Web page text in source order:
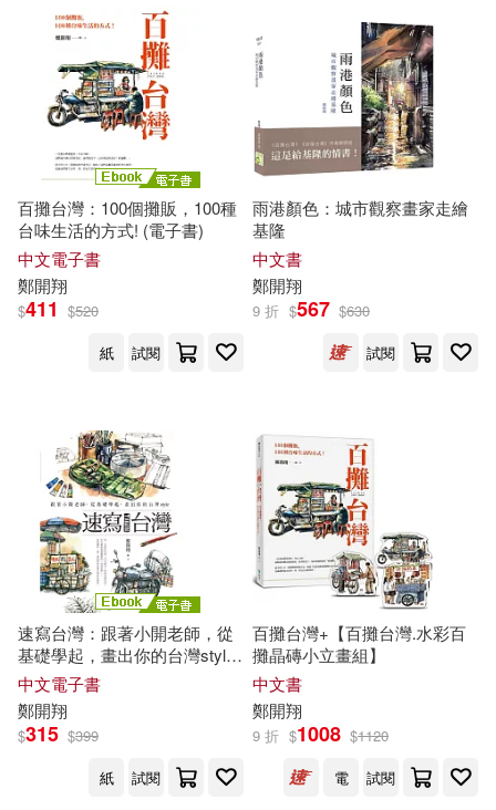
鄭一鳴（主編）(2)
鄭介勛（Ivan Cheng）(2)
鄭光男(2) 鄭子安(2)
鄭家皓(2) 鄭建斌(2)
鄭樂雋(2) 鄭育龍(2)
鄭載浩(2)
鄭開傳(2) 鄭開蘋(2)
鄭雅勻(2) 鄭雲英(2)
鄭雲鵬(2) 陳華清(2)
麥可・艾爾珀特(2) 黃瑞珍(2)
黃艾萱(2)
FREOZ JAMEEL，SUSAN HERS
HENSON，MANSOOR A.KHAN，
張老師文化(3) 悅知文化(3)
春山出版(3)
浙江少年兒童出版社(3)
石油工業出版社(3)
經濟科學出版社(3)
中國社會科學出版社(2)
中國醫藥科技出版社(2)
中國電力出版社(2)
八旗文化(2)
北京大學出版社(2)
本週上市新品(1)
(可複選)
適合手機平板閱讀(26)
適合平板閱讀(8)
現在可購買商品(112)
作者/演唱/譯/編/繪(65)
價格
範圍
百攤台灣：100個攤販，100種
台味生活的方式! (電子書)
中文電子書
鄭開翔
$411 $520
紙
試閱
雨港顏色：城市觀察畫家走繪
基隆
中文書
鄭開翔
9 折 $567 $630
試閱
速寫台灣：跟著小開老師，從
基礎學起，畫出你的台灣style
(電子書)
中文電子書
鄭開翔
$315 $399
紙
試閱
百攤台灣+【百攤台灣.水彩百
攤晶磚小立畫組】
中文書
鄭開翔
9 折 $1008 $1120
電
試閱